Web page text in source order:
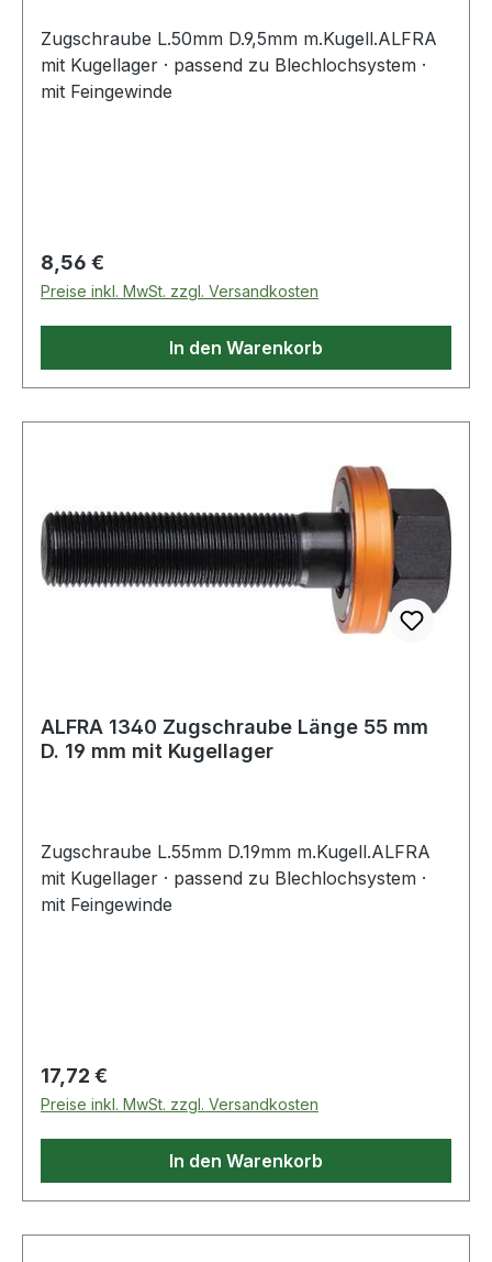
Zugschraube L.50mm D.9,5mm m.Kugell.ALFRA
mit Kugellager · passend zu Blechlochsystem ·
mit Feingewinde
Regulärer Preis:
8,56 €
Preise inkl. MwSt. zzgl. Versandkosten
In den Warenkorb
ALFRA 1340 Zugschraube Länge 55 mm
D. 19 mm mit Kugellager
Zugschraube L.55mm D.19mm m.Kugell.ALFRA
mit Kugellager · passend zu Blechlochsystem ·
mit Feingewinde
Regulärer Preis:
17,72 €
Preise inkl. MwSt. zzgl. Versandkosten
In den Warenkorb